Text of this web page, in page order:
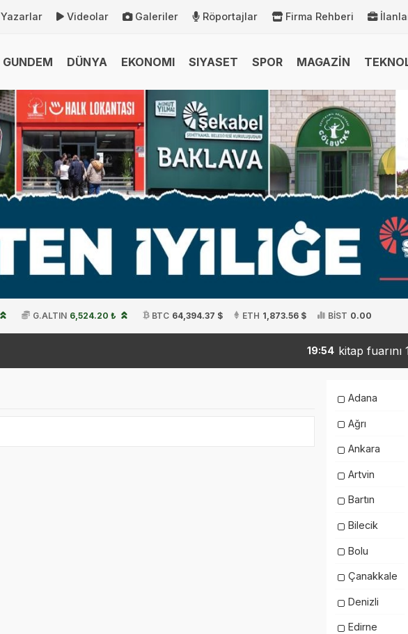
Yazarlar Videolar Galeriler Röportajlar Firma Rehberi
GUNDEM DÜNYA EKONOMI SIYASET SPOR MAGAZİN
G.ALTIN 6,524.20 ₺ BTC 64,394.37 $ ETH 1,873.56 $ BİST 0.00
19:54 kitap fuarını
Adana
Ağrı
Ankara
Artvin
Bartın
Bilecik
Bolu
Çanakkale
Denizli
Edirne